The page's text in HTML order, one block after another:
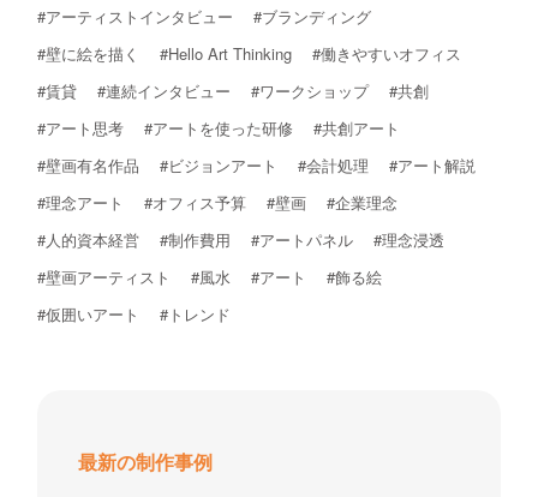
#アーティストインタビュー
#ブランディング
#壁に絵を描く
#Hello Art Thinking
#働きやすいオフィス
#賃貸
#連続インタビュー #ワークショップ
#共創
#アート思考
#アートを使った研修
#共創アート
#壁画有名作品
#ビジョンアート #会計処理
#アート解説
#理念アート
#オフィス予算 #壁画
#企業理念
#人的資本経営
#制作費用 #アートパネル
#理念浸透
#壁画アーティスト
#風水 #アート
#飾る絵
#仮囲いアート
#トレンド
最新の制作事例